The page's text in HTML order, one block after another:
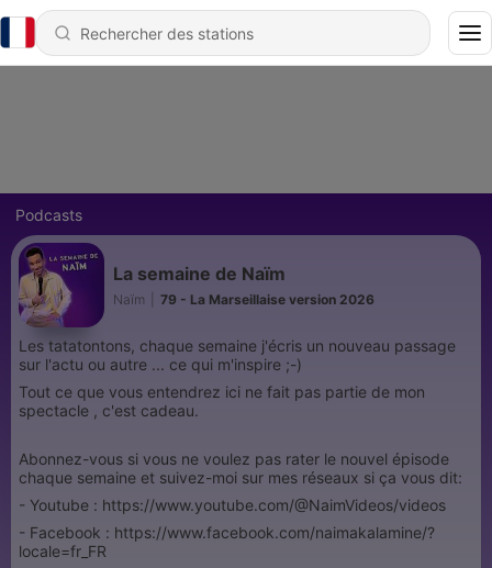
Podcasts
La semaine de Naïm
Naïm 79 - La Marseillaise version 2026
Les tatatontons, chaque semaine j'écris un nouveau passage
sur l'actu ou autre ... ce qui m'inspire ;-)
Tout ce que vous entendrez ici ne fait pas partie de mon
spectacle , c'est cadeau.
Abonnez-vous si vous ne voulez pas rater le nouvel épisode
chaque semaine et suivez-moi sur mes réseaux si ça vous dit:
- Youtube : https://www.youtube.com/@NaimVideos/videos
- Facebook : https://www.facebook.com/naimakalamine/?
locale=fr_FR